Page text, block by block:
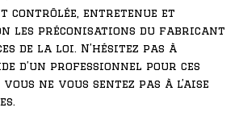
contrôlée, entretenue et
les préconisations du fabricant
de la loi. N’hésitez pas à
d’un professionnel pour ces
ne vous sentez pas à l’aise